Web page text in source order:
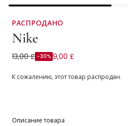
РАСПРОДАНО
Nike
Серая шапочка и пинетки для
13,00 £ -30% 9,00 £
К сожалению, этот товар распродан.
Описание товара